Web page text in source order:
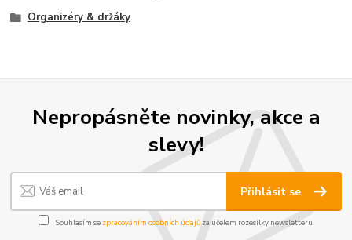
Organizéry & držáky
Nepropásněte novinky, akce a
slevy!
Přihlásit se
Souhlasím se zpracováním osobních údajůza účelem rozesílky newsletteru.